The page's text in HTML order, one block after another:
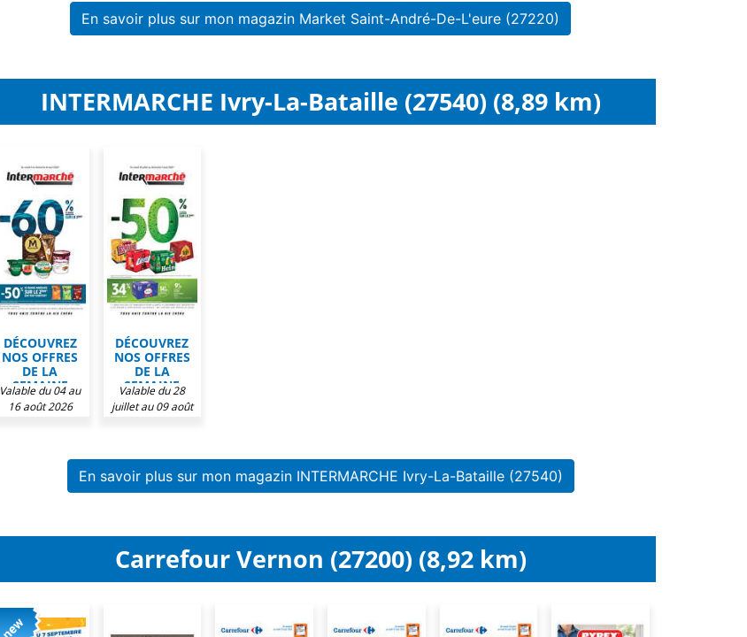
En savoir plus sur mon magazin Market Saint-André-De-L'eure (27220)
INTERMARCHE Ivry-La-Bataille (27540) (8,89 km)
DÉCOUVREZ
NOS OFFRES
DE LA
SEMAINE
CHEZ
INTERMARCHÉ
Valable du 04 au
16 août 2026
DÉCOUVREZ
NOS OFFRES
DE LA
SEMAINE
CHEZ
INTERMARCHÉ
Valable du 28
juillet au 09 août
En savoir plus sur mon magazin INTERMARCHE Ivry-La-Bataille (27540)
Carrefour Vernon (27200) (8,92 km)